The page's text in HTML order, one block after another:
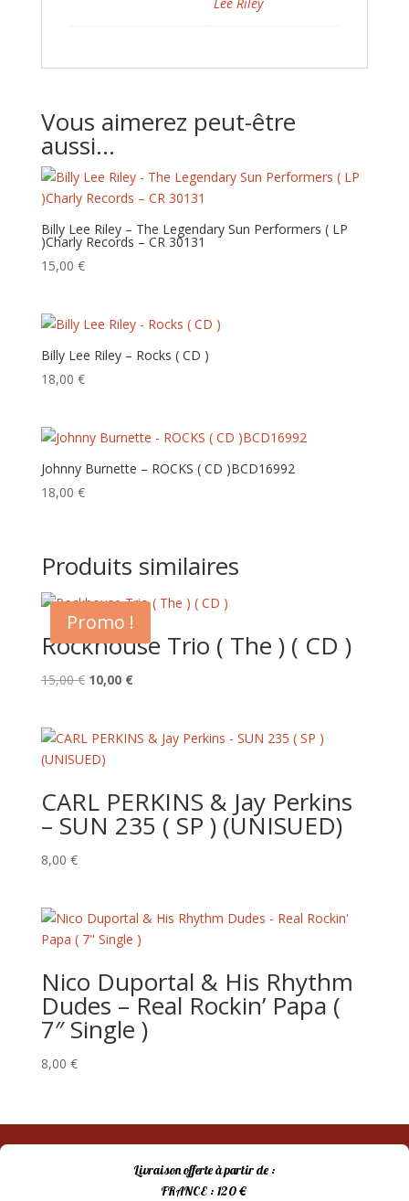
Vous aimerez peut-être
aussi…
Billy Lee Riley – The Legendary Sun Performers‎ ( LP
)Charly Records – CR 30131
15,00 €
Billy Lee Riley – Rocks ( CD )
18,00 €
Johnny Burnette – ROCKS ( CD ) BCD16992
18,00 €
Produits similaires
Promo !
Rockhouse Trio ( The ) ( CD )
15,00€ Le
était :
15,00 €.
10,00 €Le
est :
CARL PERKINS & Jay Perkins
– SUN 235 ( SP ) (UNISUED)
8,00 €
Nico Duportal & His Rhythm
Dudes – Real Rockin’ Papa (
7″ Single )
8,00 €
Livraison offerte à partir de :
FRANCE : 120 €